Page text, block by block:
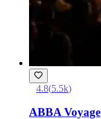
4.8(5.5k)
ABBA Voyage